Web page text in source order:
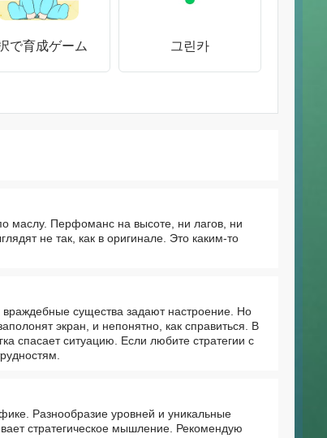
で育成ゲーム 그린카
маслу. Перфоманс на высоте, ни лагов, ни
не так, как в оригинале. Это каким-то
существа задают настроение. Но
экран, и непонятно, как справиться. В
спасает ситуацию. Если любите стратегии с
Разнообразие уровней и уникальные
стратегическое мышление. Рекомендую